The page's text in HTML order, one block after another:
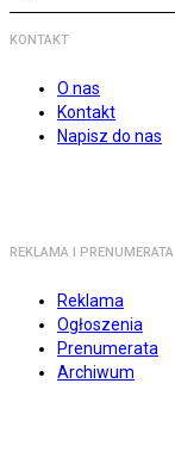
KONTAKT
O nas
Kontakt
Napisz do nas
REKLAMA I PRENUMERATA
Reklama
Ogłoszenia
Prenumerata
Archiwum